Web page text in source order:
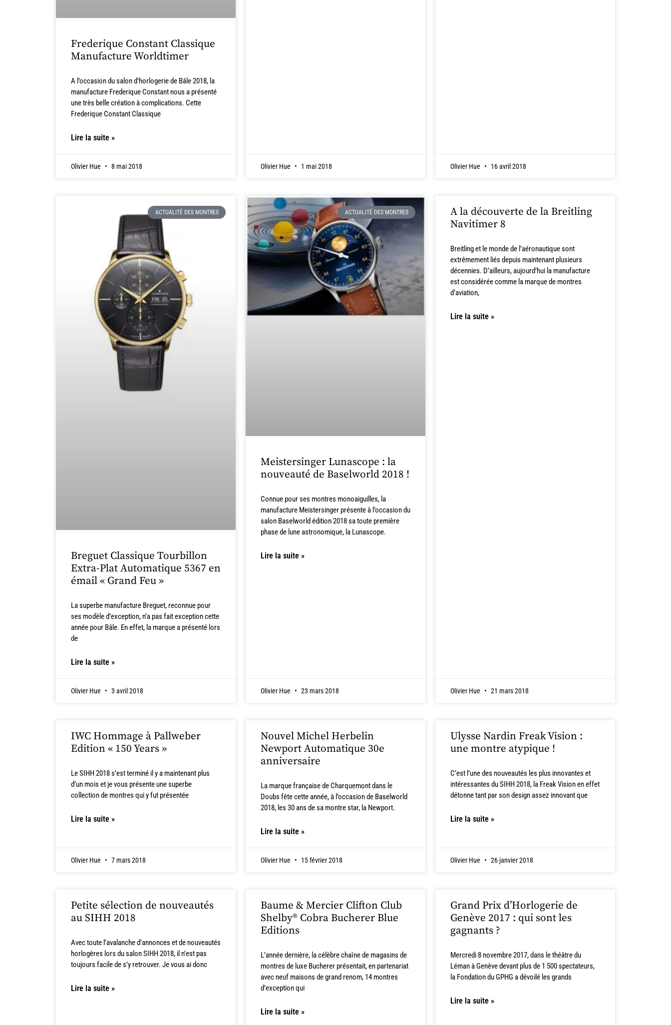
Frederique Constant Classique
Manufacture Worldtimer
A l’occasion du salon d’horlogerie de Bâle 2018, la
manufacture Frederique Constant nous a présenté
une très belle création à complications. Cette
Frederique Constant Classique
Lire la suite »
Olivier Hue 8 mai 2018 Olivier Hue 1 mai 2018 Olivier Hue 16 avril 2018
ACTUALITÉ DES MONTRES
Breguet Classique Tourbillon
Extra-Plat Automatique 5367 en
émail « Grand Feu »
La superbe manufacture Breguet, reconnue pour
ses modèle d’exception, n’a pas fait exception cette
année pour Bâle. En effet, la marque a présenté lors
de
Lire la suite »
Olivier Hue 3 avril 2018
ACTUALITÉ DES MONTRES
Meistersinger Lunascope : la
nouveauté de Baselworld 2018 !
Connue pour ses montres monoaiguilles, la
manufacture Meistersinger présente à l’occasion du
salon Baselworld édition 2018 sa toute première
phase de lune astronomique, la Lunascope.
Lire la suite »
Olivier Hue 23 mars 2018
A la découverte de la Breitling
Navitimer 8
Breitling et le monde de l’aéronautique sont
extrêmement liés depuis maintenant plusieurs
décennies. D’ailleurs, aujourd’hui la manufacture
est considérée comme la marque de montres
d’aviation,
Lire la suite »
Olivier Hue 21 mars 2018
IWC Hommage à Pallweber
Edition « 150 Years »
Le SIHH 2018 s’est terminé il y a maintenant plus
d’un mois et je vous présente une superbe
collection de montres qui y fut présentée
Lire la suite »
Olivier Hue 7 mars 2018
Nouvel Michel Herbelin
Newport Automatique 30e
anniversaire
La marque française de Charquemont dans le
Doubs fête cette année, à l’occasion de Baselworld
2018, les 30 ans de sa montre star, la Newport.
Lire la suite »
Olivier Hue 15 février 2018
Ulysse Nardin Freak Vision :
une montre atypique !
C’est l’une des nouveautés les plus innovantes et
intéressantes du SIHH 2018, la Freak Vision en effet
détonne tant par son design assez innovant que
Lire la suite »
Olivier Hue 26 janvier 2018
Petite sélection de nouveautés
au SIHH 2018
Avec toute l’avalanche d’annonces et de nouveautés
horlogères lors du salon SIHH 2018, il n’est pas
toujours facile de s’y retrouver. Je vous ai donc
Lire la suite »
Baume & Mercier Clifton Club
Shelby® Cobra Bucherer Blue
Editions
L’année dernière, la célèbre chaîne de magasins de
montres de luxe Bucherer présentait, en partenariat
avec neuf maisons de grand renom, 14 montres
d’exception qui
Lire la suite »
Grand Prix d’Horlogerie de
Genève 2017 : qui sont les
gagnants ?
Mercredi 8 novembre 2017, dans le théâtre du
Léman à Genève devant plus de 1 500 spectateurs,
la Fondation du GPHG a dévoilé les grands
Lire la suite »